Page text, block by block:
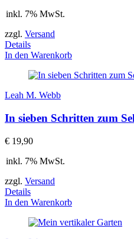
inkl. 7% MwSt.
zzgl. Versand
Details
In den Warenkorb
Leah M. Webb
In sieben Schritten zum
€ 19,90
inkl. 7% MwSt.
zzgl. Versand
Details
In den Warenkorb